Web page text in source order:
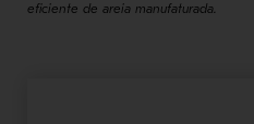
eficiente de areia manufaturada.